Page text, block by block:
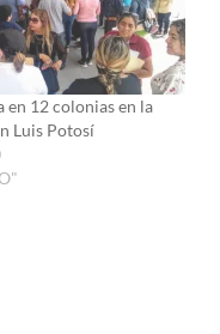
en 12 colonias en la
Luis Potosí